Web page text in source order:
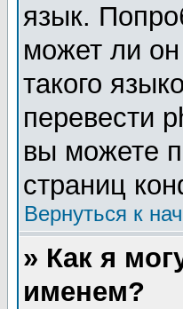
язык.
может ли
такого
перевести
вы можете
страниц
Вернуться к
» Как я
именем?